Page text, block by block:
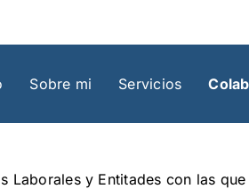
Sobre mi Servicios
y Entitades con las